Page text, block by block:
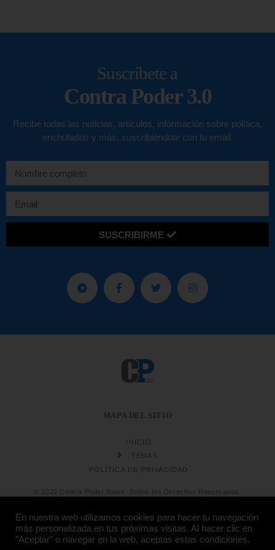
Suscríbete a
Contra Poder 3.0
Recibe todas las noticias, artículos, información sobre política,
enchufados y más, suscribiéndote con tu email.
SUSCRIBIRME
MAPA DEL SITIO
INICIO
TEMAS
POLÍTICA DE PRIVACIDAD
© 2022 Contra Poder News. Todos los Derechos Reservados.
En nuestra web utilizamos cookies para hacer tu navegación
más personalizada en tus próximas visitas. Al hacer clic en
"Aceptar" o navegar en la web, aceptas estas condiciones.